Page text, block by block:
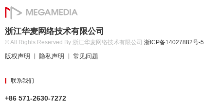
浙江华麦网络技术有限公司
© All Rights Reserved By 浙江华麦网络技术有限公司 浙ICP备14027882号-5
版权声明 隐私声明 常见问题
联系我们
+86 571-2630-7272